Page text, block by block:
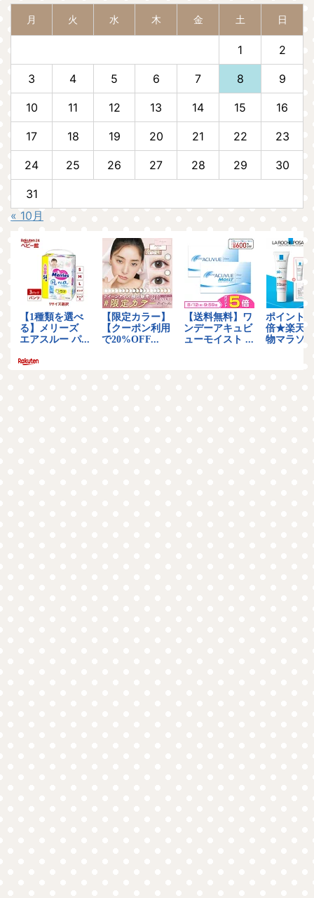
月 火 水 木 金 土 日
1 2
3 4 5 6 7 8 9
10 11 12 13 14 15 16
17 18 19 20 21 22 23
24 25 26 27 28 29 30
31
« 10月